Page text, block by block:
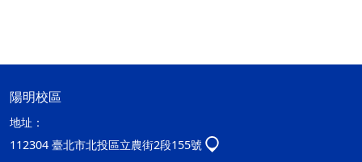
陽明校區
地址：
112304 臺北市北投區立農街2段155號